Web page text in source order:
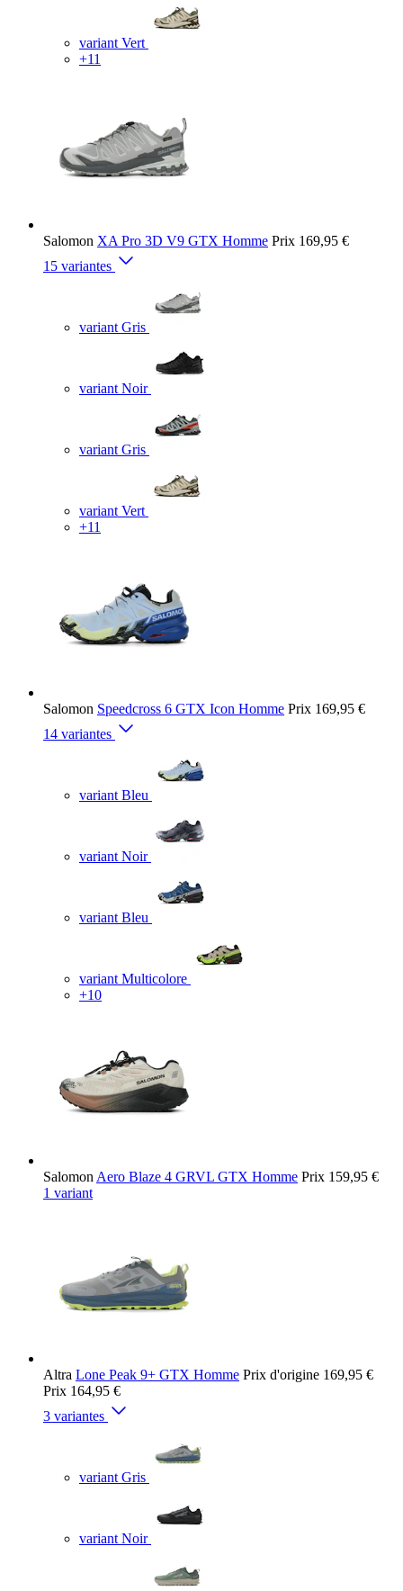
variant Vert
+11
Salomon XA Pro 3D V9 GTX Homme Prix 169,95 €
15 variantes
variant Gris
variant Noir
variant Gris
variant Vert
+11
Salomon Speedcross 6 GTX Icon Homme Prix 169,95 €
14 variantes
variant Bleu
variant Noir
variant Bleu
variant Multicolore
+10
Salomon Aero Blaze 4 GRVL GTX Homme Prix 159,95 €
1 variant
Altra Lone Peak 9+ GTX Homme Prix d'origine 169,95 €
Prix 164,95 €
3 variantes
variant Gris
variant Noir